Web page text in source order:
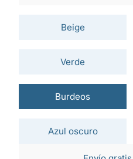
Beige
Verde
Burdeos
Azul oscuro